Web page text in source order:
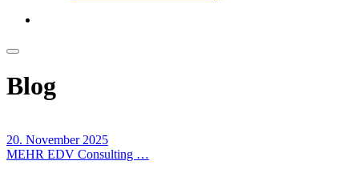
Blog
20. November 2025
MEHR EDV Consulting …